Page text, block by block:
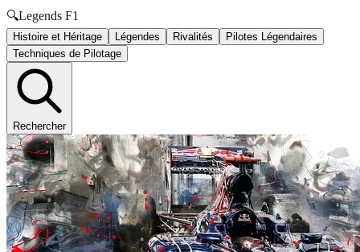
🔍Legends F1
Histoire et Héritage Légendes Rivalités
Pilotes Légendaires
Techniques de Pilotage
Rechercher